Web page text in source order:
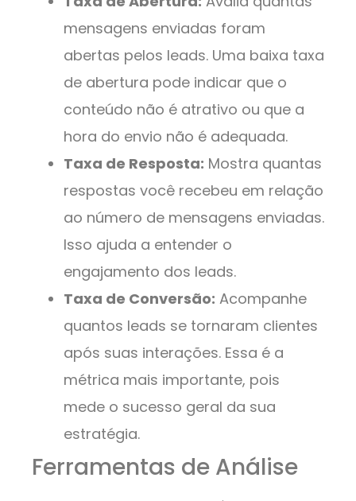
mensagens enviadas foram
abertas pelos leads. Uma baixa taxa
de abertura pode indicar que o
conteúdo não é atrativo ou que a
hora do envio não é adequada.
Taxa de Resposta: Mostra quantas
respostas você recebeu em relação
ao número de mensagens enviadas.
Isso ajuda a entender o
engajamento dos leads.
Taxa de Conversão: Acompanhe
quantos leads se tornaram clientes
após suas interações. Essa é a
métrica mais importante, pois
mede o sucesso geral da sua
estratégia.
Ferramentas de Análise